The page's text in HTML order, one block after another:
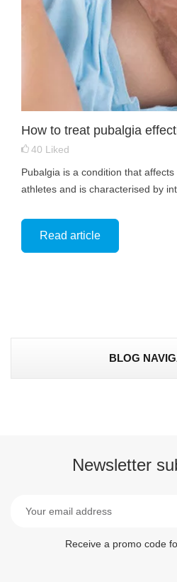
How to treat pubalgia
40 Liked
Pubalgia is a condition that
athletes and is characterised by
Read article
BLOG
Newsletter
Receive a promo code